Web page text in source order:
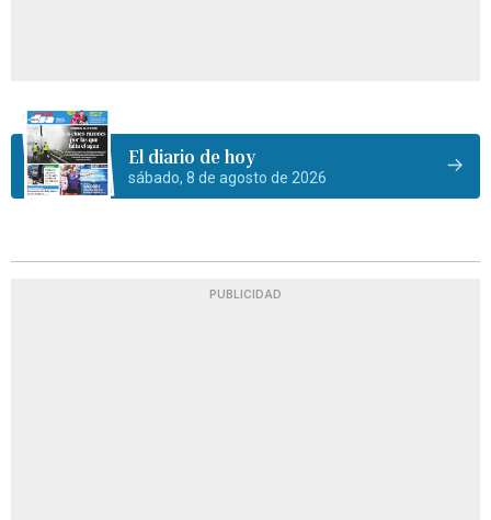
El diario de hoy
sábado, 8 de agosto de 2026
PUBLICIDAD